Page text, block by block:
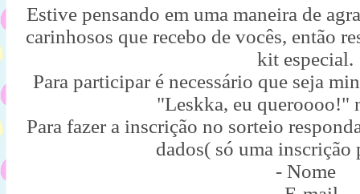
Estive pensando em uma maneira de
carinhosos que recebo de vocês, então
kit especial.
Para participar é necessário que seja
"Leskka, eu queroooo!"
Para fazer a inscrição no sorteio
dados( só uma inscrição
- Nome